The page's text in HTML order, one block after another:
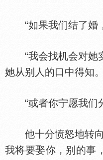
“如果我们结了婚，
“我会找机会对她
她从别人的口中得知
“或者你宁愿我们
他十分愤怒地转向
我将要娶你，别的事